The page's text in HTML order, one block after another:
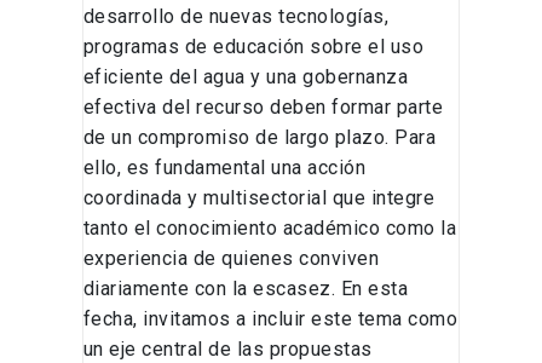
desarrollo de nuevas tecnologías,
programas de educación sobre el uso
eficiente del agua y una gobernanza
efectiva del recurso deben formar parte
de un compromiso de largo plazo. Para
ello, es fundamental una acción
coordinada y multisectorial que integre
tanto el conocimiento académico como la
experiencia de quienes conviven
diariamente con la escasez. En esta
fecha, invitamos a incluir este tema como
un eje central de las propuestas